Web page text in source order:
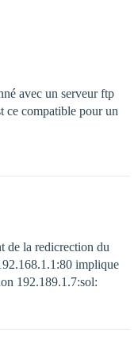
avec un serveur ftp
ce compatible pour un
de la redicrection du
implique
192.189.1.7:sol: